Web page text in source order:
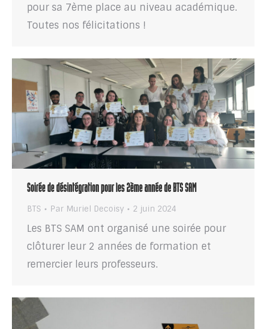
pour sa 7ème place au niveau académique.
Toutes nos félicitations !
Soirée de désintégration pour les 2ème année de BTS SAM
BTS Par Muriel Decoisy 2 juin 2024
Les BTS SAM ont organisé une soirée pour
clôturer leur 2 années de formation et
remercier leurs professeurs.